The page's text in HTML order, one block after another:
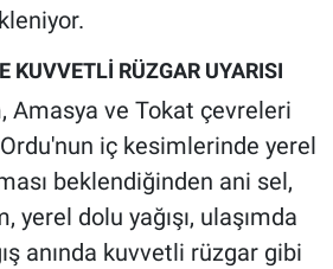
KUVVETLİ RÜZGAR UYARISI
Amasya ve Tokat çevreleri
iç kesimlerinde yerel
beklendiğinden ani sel,
yerel dolu yağışı, ulaşımda
anında kuvvetli rüzgar gibi